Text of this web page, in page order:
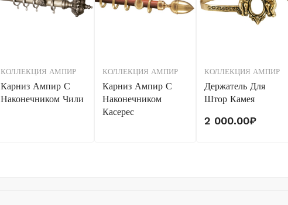
КОЛЛЕКЦИЯ АМПИР
Карниз Ампир С
Наконечником Чили
КОЛЛЕКЦИЯ АМПИР
Карниз Ампир С
Наконечником
Касерес
КОЛЛЕКЦИЯ АМПИР
Держатель Для
Штор Камея
2 000.00₽